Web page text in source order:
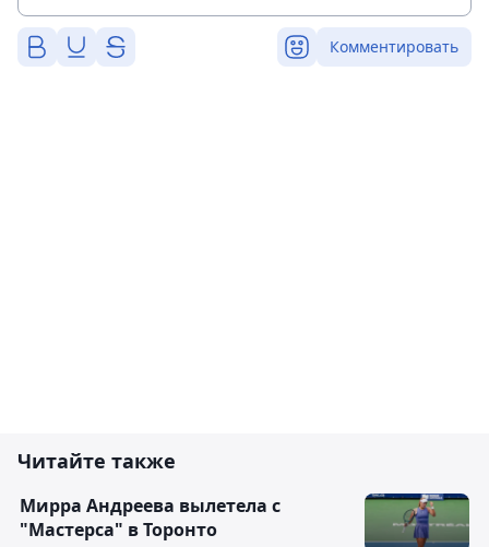
Комментировать
Читайте также
Мирра Андреева вылетела с
"Мастерса" в Торонто